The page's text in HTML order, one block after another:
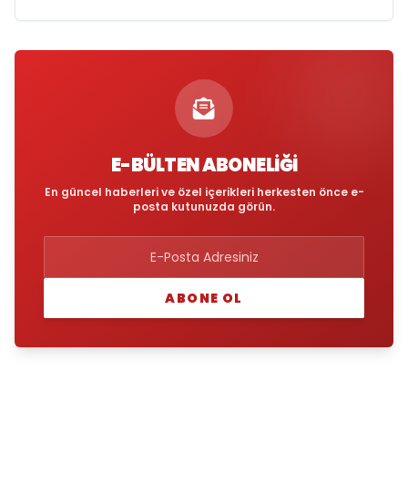
E-BÜLTEN ABONELIĞI
En güncel haberleri ve özel içerikleri herkesten önce e-
posta kutunuzda görün.
ABONE OL